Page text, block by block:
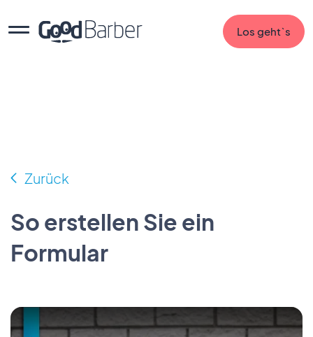
Los geht`s
Zurück
So erstellen Sie ein
Formular